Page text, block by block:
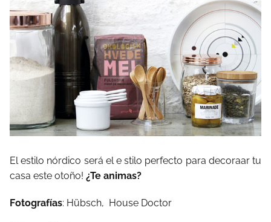
El estilo nórdico será el e stilo perfecto para decoraar tu
casa este otoño! ¿Te animas?
Fotografías: Hübsch, House Doctor